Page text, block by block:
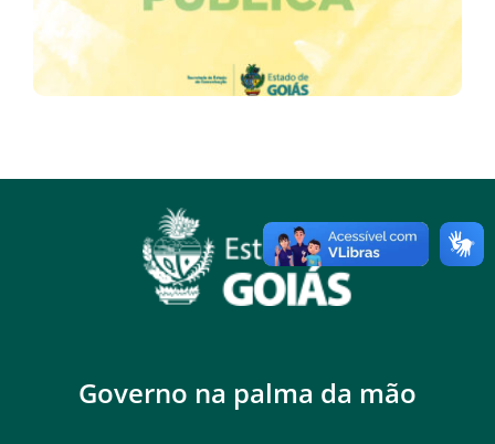
Governo na palma da mão